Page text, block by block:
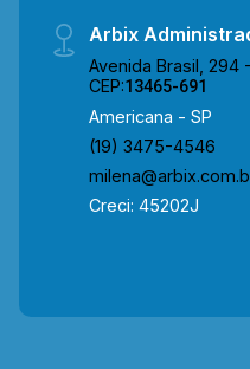
Arbix
Avenida Brasil, 294
CEP:13465-691
Americana - SP
(19) 3475-4546
Creci: 45202J